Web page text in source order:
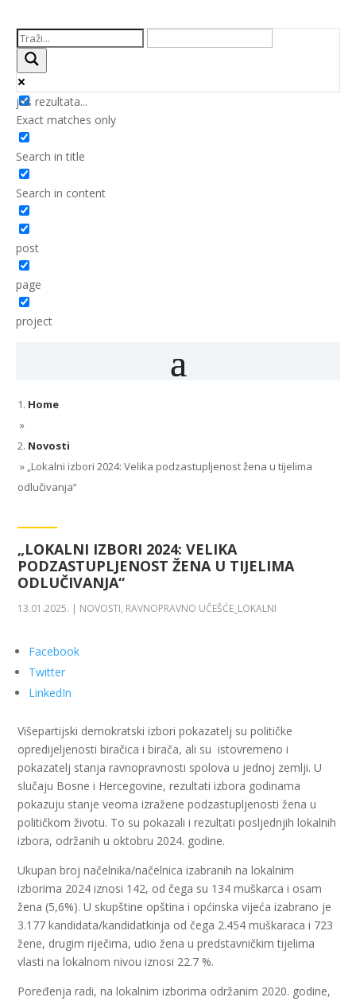
još rezultata...
Exact matches only
Search in title
Search in content
post
page
project
Home
»
Novosti
» „Lokalni izbori 2024: Velika podzastupljenost žena u tijelima
odlučivanja“
„LOKALNI IZBORI 2024: VELIKA
PODZASTUPLJENOST ŽENA U TIJELIMA
ODLUČIVANJA“
13.01.2025. | NOVOSTI, RAVNOPRAVNO UČEŠĆE_LOKALNI
Facebook
Twitter
LinkedIn
Višepartijski demokratski izbori pokazatelj su političke
opredijeljenosti biračica i birača, ali su istovremeno i
pokazatelj stanja ravnopravnosti spolova u jednoj zemlji. U
slučaju Bosne i Hercegovine, rezultati izbora godinama
pokazuju stanje veoma izražene podzastupljenosti žena u
političkom životu. To su pokazali i rezultati posljednjih lokalnih
izbora, održanih u oktobru 2024. godine.
Ukupan broj načelnika/načelnica izabranih na lokalnim
izborima 2024 iznosi 142, od čega su 134 muškarca i osam
žena (5,6%). U skupštine opština i općinska vijeća izabrano je
3.177 kandidata/kandidatkinja od čega 2.454 muškaraca i 723
žene, drugim riječima, udio žena u predstavničkim tijelima
vlasti na lokalnom nivou iznosi 22.7 %.
Poređenja radi, na lokalnim izborima održanim 2020. godine,